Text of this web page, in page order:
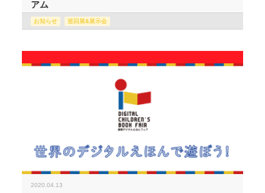
アム
お知らせ 巡回展&展示会
2020.04.13